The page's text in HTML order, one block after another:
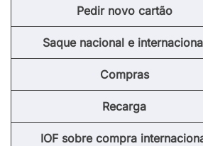
Pedir novo cartão
Saque nacional e
Compras
Recarga
IOF sobre compra